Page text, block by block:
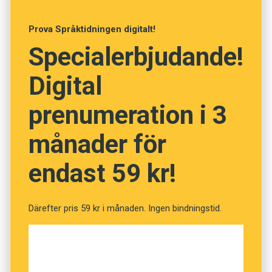
Foto: Pixabay
Vad betyder de tolv orden?
(Kviss #140)
Fråga1av 12
Jungman
Sjömanslärling
Prova Språktidningen digitalt!
Specialerbjudande!
Digital
prenumeration i 3
månader för
endast 59 kr!
Därefter pris 59 kr i månaden. Ingen bindningstid.